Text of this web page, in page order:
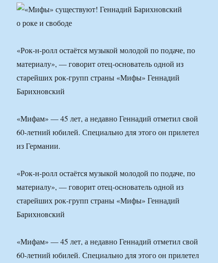
«Рок-н-ролл остаётся музыкой молодой по подаче, по
материалу», — говорит отец-основатель одной из
старейших рок-групп страны «Мифы» Геннадий
Барихновский
«Мифам» — 45 лет, а недавно Геннадий отметил свой
60-летний юбилей. Специально для этого он прилетел
из Германии.
«Рок-н-ролл остаётся музыкой молодой по подаче, по
материалу», — говорит отец-основатель одной из
старейших рок-групп страны «Мифы» Геннадий
Барихновский
«Мифам» — 45 лет, а недавно Геннадий отметил свой
60-летний юбилей. Специально для этого он прилетел